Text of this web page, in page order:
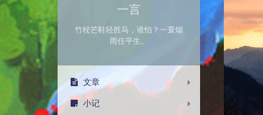
一言
竹杖芒鞋轻胜马，谁怕？一蓑烟
雨任平生。
文章
小记